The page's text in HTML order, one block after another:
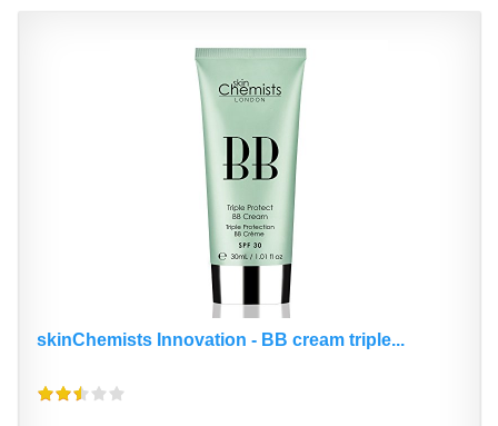
skinChemists Innovation - BB cream triple...